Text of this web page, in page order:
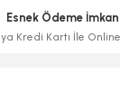
Esnek Ödeme
Kredi Kartı İle